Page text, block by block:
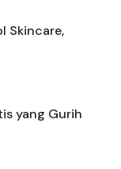
Skincare,
yang Gurih